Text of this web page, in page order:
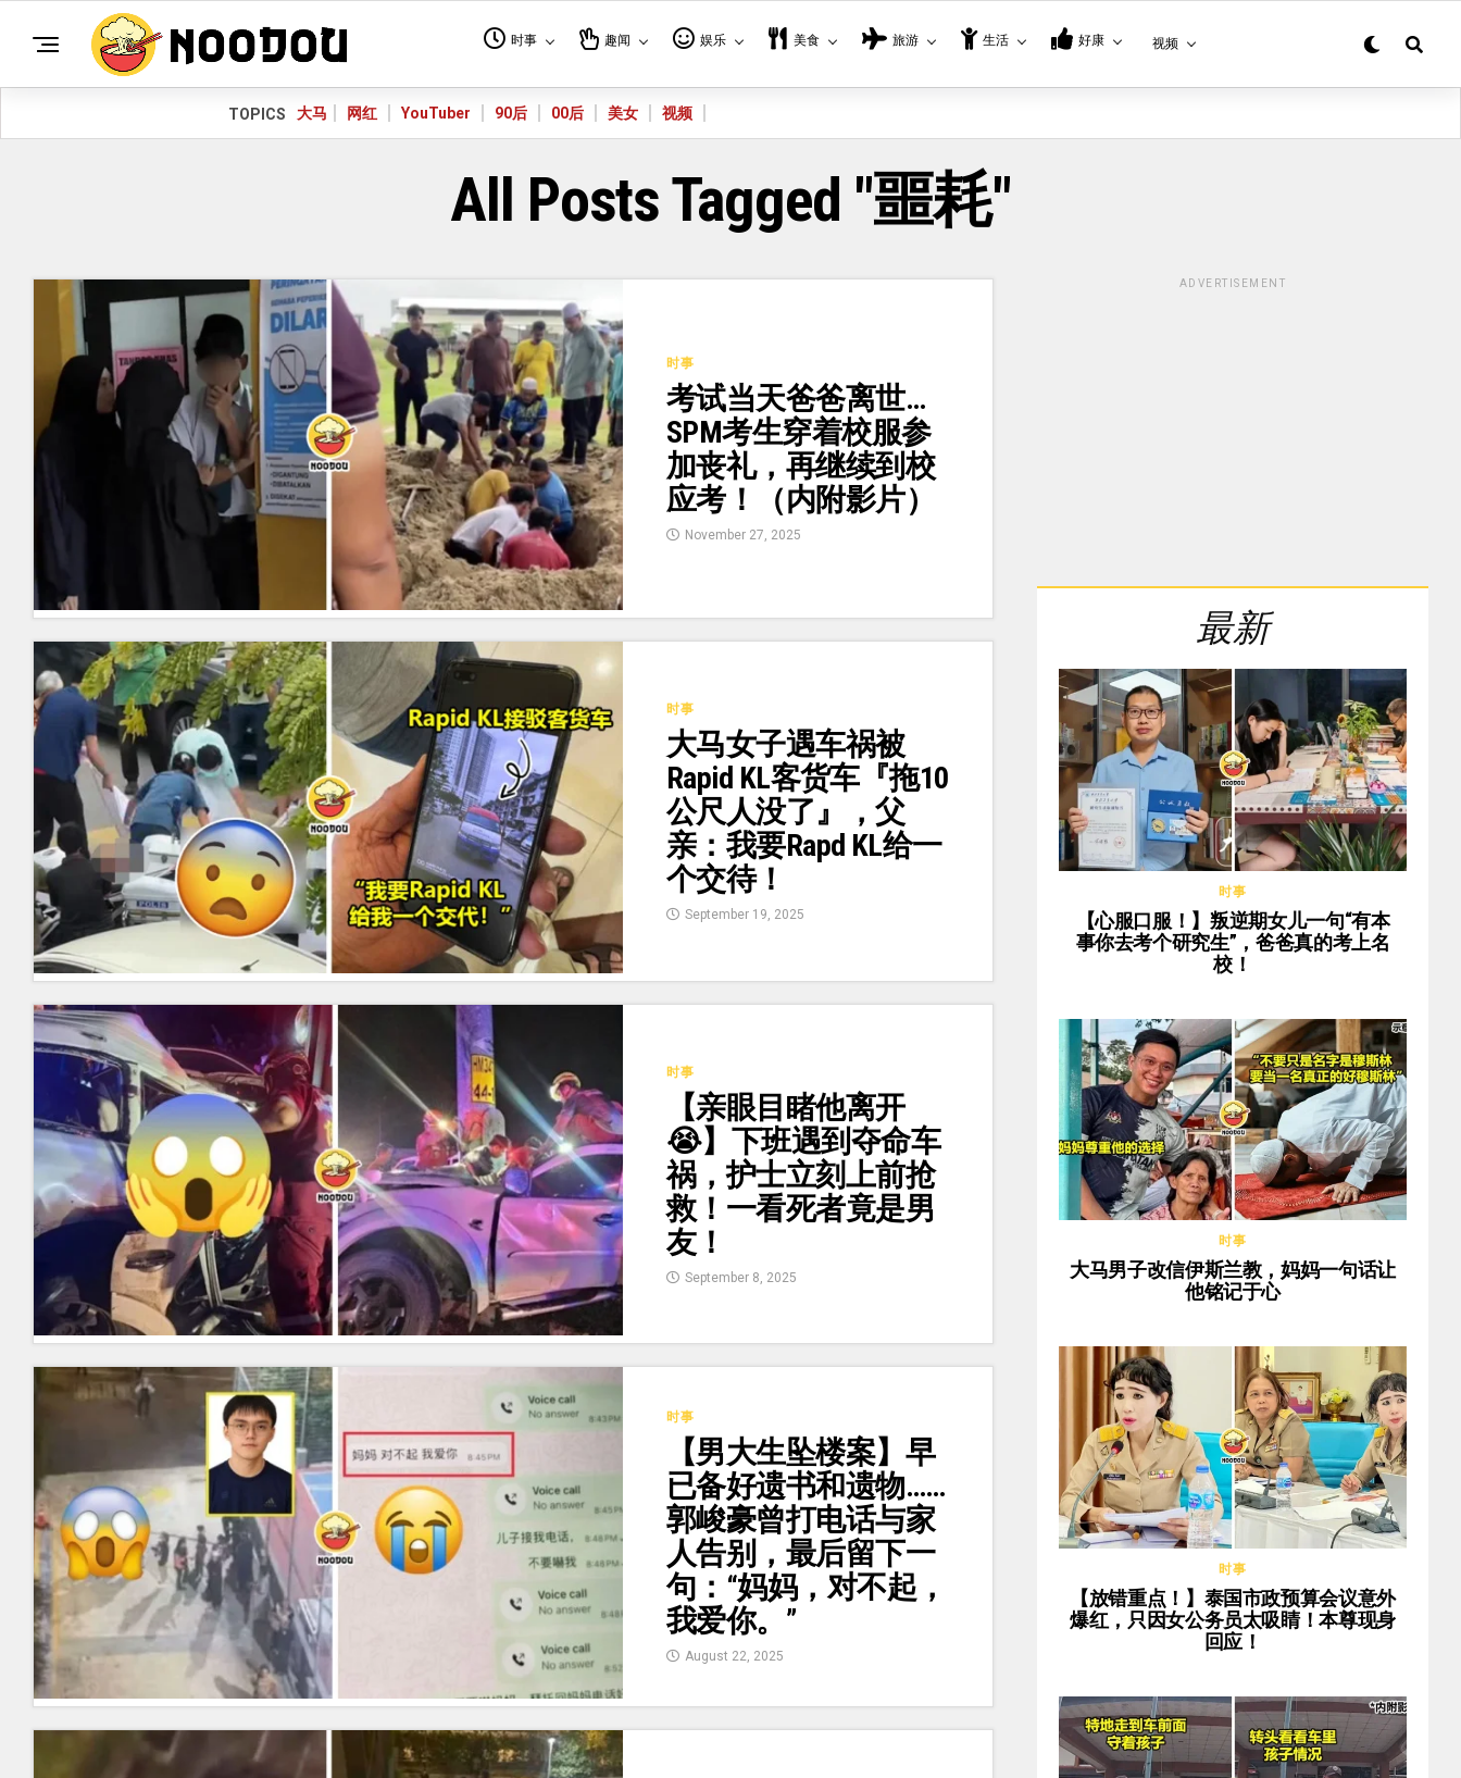
时事 趣闻 娱乐 美食 旅游 生活 好康 视频
TOPICS 大马 网红 YouTuber 90后 00后 美女 视频
All Posts Tagged "噩耗"
时事
考试当天爸爸离世…
SPM考生穿着校服参
加丧礼，再继续到校
应考！（内附影片）
November 27, 2025
时事
大马女子遇车祸被
Rapid KL客货车『拖10
公尺人没了』，父
亲：我要Rapd KL给一
个交待！
September 19, 2025
时事
【亲眼目睹他离开
😭】下班遇到夺命车
祸，护士立刻上前抢
救！一看死者竟是男
友！
September 8, 2025
时事
【男大生坠楼案】早
已备好遗书和遗物……
郭峻豪曾打电话与家
人告别，最后留下一
句：“妈妈，对不起，
我爱你。”
August 22, 2025
ADVERTISEMENT
最新
时事
【心服口服！】叛逆期女儿一句“有本
事你去考个研究生”，爸爸真的考上名
校！
时事
大马男子改信伊斯兰教，妈妈一句话让
他铭记于心
时事
【放错重点！】泰国市政预算会议意外
爆红，只因女公务员太吸睛！本尊现身
回应！